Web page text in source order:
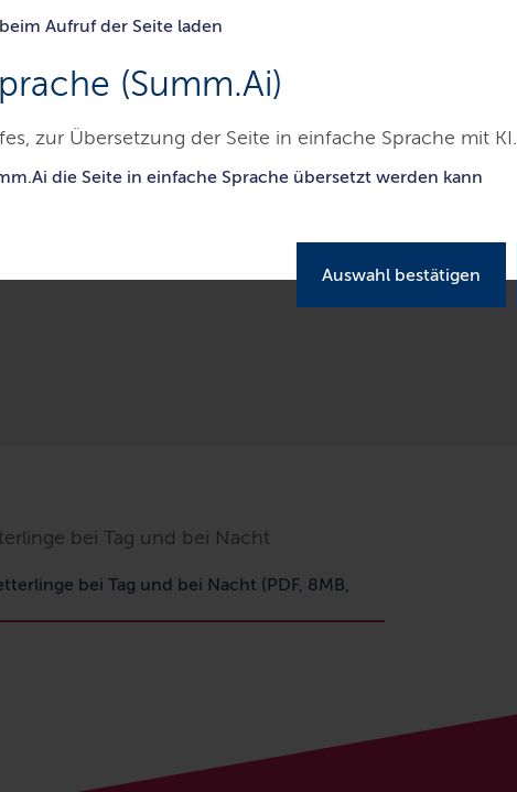
Aufruf der Seite laden
(Summ.Ai)
zur Übersetzung der Seite in einfache Sprache mit KI.
die Seite in einfache Sprache übersetzt werden kann
Auswahl bestätigen
Biodiversitaetsstrategie
bei Tag und bei Nacht
(PDF, 8MB, Datei ist nicht barrierefrei)
bei Tag und bei Nacht
bei Tag und bei Nacht (PDF, 8MB,